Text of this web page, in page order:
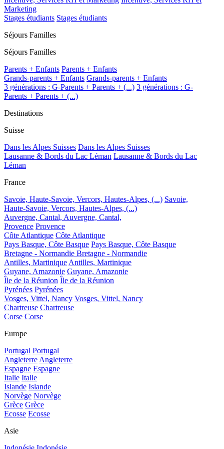
Marketing
Stages étudiants Stages étudiants
Séjours Familles
Séjours Familles
Parents + Enfants Parents + Enfants
Grands-parents + Enfants Grands-parents + Enfants
3 générations : G-Parents + Parents + (...) 3 générations : G-
Parents + Parents + (...)
Destinations
Suisse
Dans les Alpes Suisses Dans les Alpes Suisses
Lausanne & Bords du Lac Léman Lausanne & Bords du Lac
Léman
France
Savoie, Haute-Savoie, Vercors, Hautes-Alpes, (...) Savoie,
Haute-Savoie, Vercors, Hautes-Alpes, (...)
Auvergne, Cantal, Auvergne, Cantal,
Provence Provence
Côte Atlantique Côte Atlantique
Pays Basque, Côte Basque Pays Basque, Côte Basque
Bretagne - Normandie Bretagne - Normandie
Antilles, Martinique Antilles, Martinique
Guyane, Amazonie Guyane, Amazonie
Île de la Réunion Île de la Réunion
Pyrénées Pyrénées
Vosges, Vittel, Nancy Vosges, Vittel, Nancy
Chartreuse Chartreuse
Corse Corse
Europe
Portugal Portugal
Angleterre Angleterre
Espagne Espagne
Italie Italie
Islande Islande
Norvège Norvège
Grèce Grèce
Ecosse Ecosse
Asie